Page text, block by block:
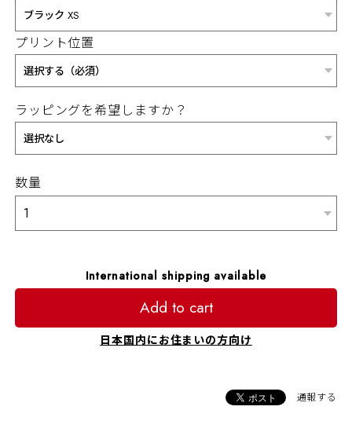
プリント位置
ラッピングを希望しますか？
数量
International shipping available
Add to cart
日本国内にお住まいの方向け
通報する